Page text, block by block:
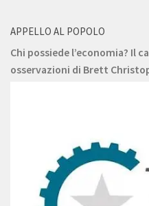
APPELLO AL POPOLO
Chi possiede l’economia? Il
osservazioni di Brett